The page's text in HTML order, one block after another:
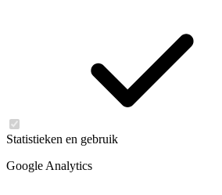
Statistieken en gebruik
Google Analytics